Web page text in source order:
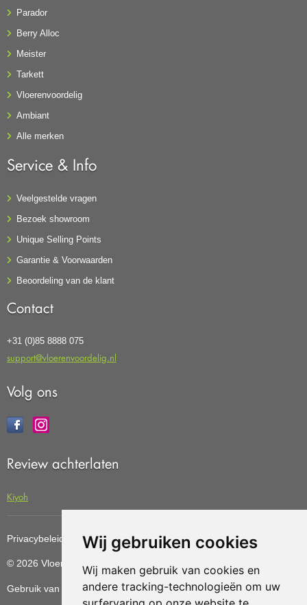
Wij gebruiken cookies
Wij maken gebruik van cookies en
andere tracking-technologieën om uw
Parador
Berry Alloc
Meister
Tarkett
Vloerenvoordelig
Ambiant
Alle merken
Service & Info
Veelgestelde vragen
Bezoek showroom
Unique Selling Points
Garantie & Voorwaarden
Beoordeling van de klant
Contact
+31 (0)85 8888 075
support@vloerenvoordelig.nl
Volg ons
Review achterlaten
Kiyoh
Privacybeleid Cookiebeleid Update cookies preferences
© 2026 Vloerenvoordelig Deze website is ontwikkeld door AGN
Gebruik van deze site betekent dat u dealgemene voorwaarden